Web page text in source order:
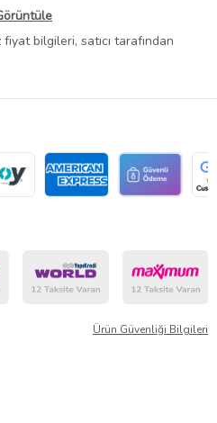
bilgileri, satıcı tarafından
Ürün Güvenliği Bilgileri